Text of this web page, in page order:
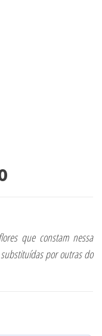
que constam nessa
por outras do